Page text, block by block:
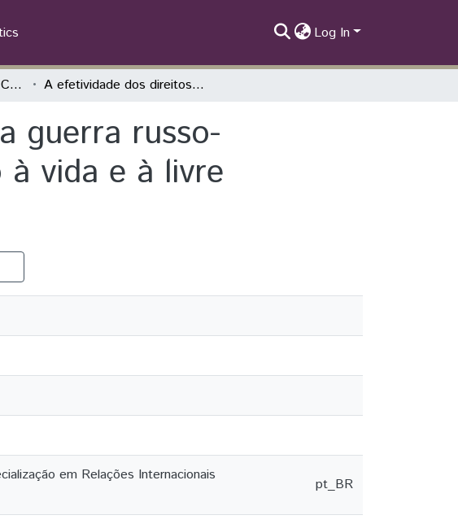
Log In
Relações Internacionais Contemporâneas A efetividade dos direitos humanos na guerra russo-ucraniana: utopia distópica do direito à vida e à livre determinação dos povos.
guerra russo-
vida e à livre
em Relações Internacionais
pt_BR